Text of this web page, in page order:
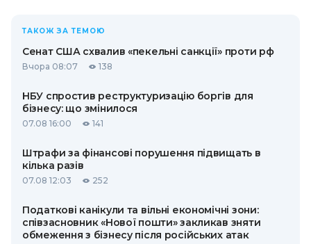
ТАКОЖ ЗА ТЕМОЮ
Сенат США схвалив «пекельні санкції» проти рф
Вчора 08:07 138
НБУ спростив реструктуризацію боргів для
бізнесу: що змінилося
07.08 16:00 141
Штрафи за фінансові порушення підвищать в
кілька разів
07.08 12:03 252
Податкові канікули та вільні економічні зони:
співзасновник «Нової пошти» закликав зняти
обмеження з бізнесу після російських атак